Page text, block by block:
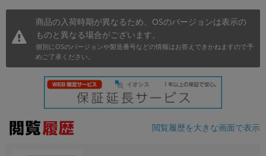
商品の入荷時期が異なるため、OSのバージョンは表示の
ものと異なる場合がございます。
個別にOSのバージョンや製造番号などの情報はお答えできかねますので予
めご了承ください。
閲覧履歴を大きな画面で表示
円 ～ 円